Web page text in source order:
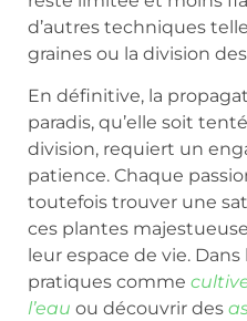
d’autres techniques
graines ou la division
En définitive, la
paradis, qu’elle soit
division, requiert un
patience. Chaque
toutefois trouver une
ces plantes
leur espace de vie.
pratiques comme
l’eau ou découvrir des